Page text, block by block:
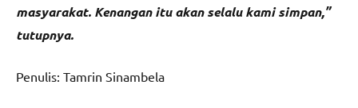
masyarakat. Kenangan itu akan selalu kami simpan,”
tutupnya.
Penulis: Tamrin Sinambela